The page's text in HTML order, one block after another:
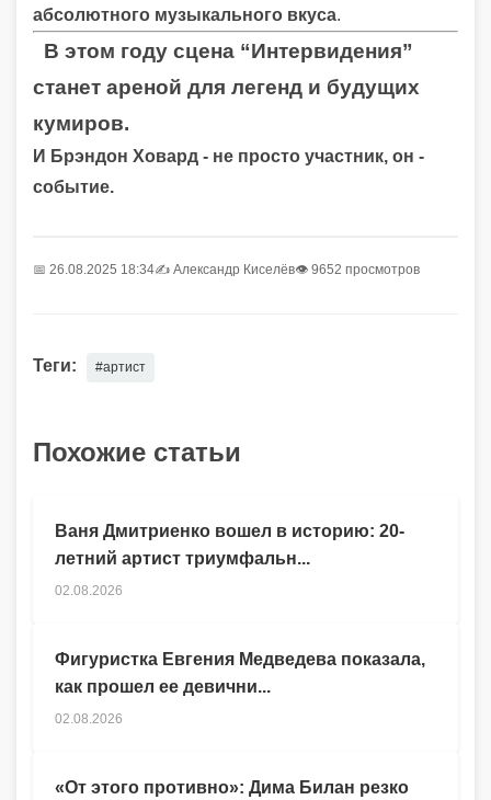
абсолютного музыкального вкуса.
В этом году сцена “Интервидения”
станет ареной для легенд и будущих
кумиров.
И Брэндон Ховард - не просто участник, он -
событие.
📅 26.08.2025 18:34✍️ Александр Киселёв👁 9652 просмотров
Теги: #артист
Похожие статьи
Ваня Дмитриенко вошел в историю: 20-
летний артист триумфальн...
02.08.2026
Фигуристка Евгения Медведева показала,
как прошел ее девични...
02.08.2026
«От этого противно»: Дима Билан резко